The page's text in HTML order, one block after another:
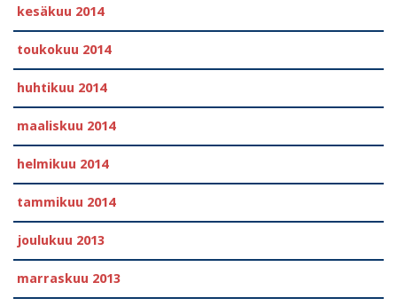
kesäkuu 2014
toukokuu 2014
huhtikuu 2014
maaliskuu 2014
helmikuu 2014
tammikuu 2014
joulukuu 2013
marraskuu 2013